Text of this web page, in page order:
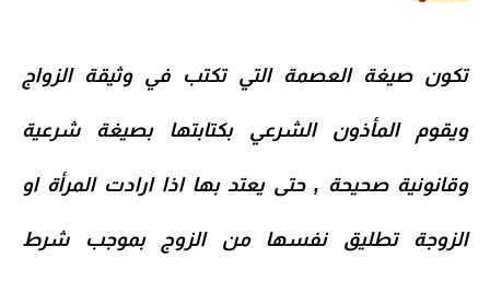
تكون صيغة العصمة التي تكتب في وثيقة الزواج
ويقوم المأذون الشرعي بكتابتها بصيغة شرعية
وقانونية صحيحة , حتى يعتد بها اذا ارادت المرأة او
الزوجة تطليق نفسها من الزوج بموجب شرط